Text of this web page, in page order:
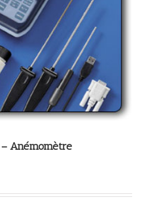
Anémomètre